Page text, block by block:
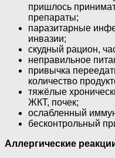
пришлось
препараты;
паразитарные
инвазии;
скудный рацион,
неправильное
привычка
количество
тяжёлые
ЖКТ, почек;
ослабленный
бесконтрольный
Аллергические